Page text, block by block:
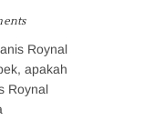
Roynal
apakah
Roynal